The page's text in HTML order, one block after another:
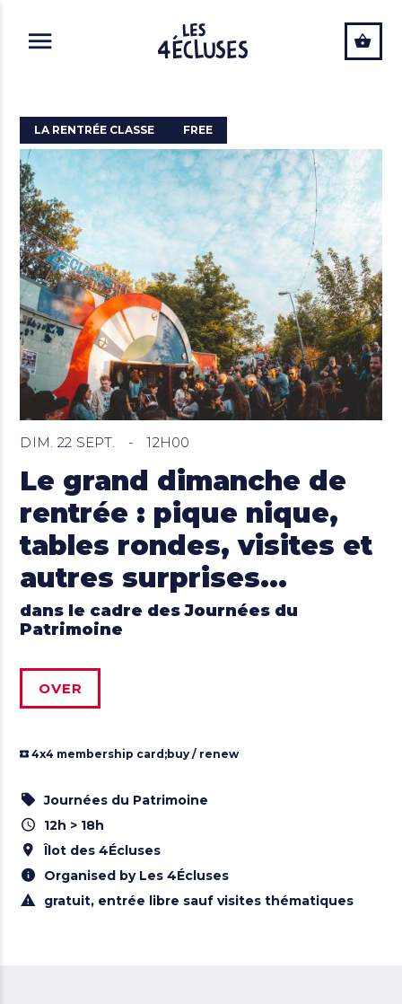
LA RENTRÉE CLASSE FREE
DIM. 22 SEPT. - 12H00
Le grand dimanche de
rentrée : pique nique,
tables rondes, visites et
autres surprises...
dans le cadre des Journées du
Patrimoine
OVER
4x4 membership card;buy / renew
Journées du Patrimoine
12h > 18h
Îlot des 4Écluses
Organised by Les 4Écluses
gratuit, entrée libre sauf visites thématiques